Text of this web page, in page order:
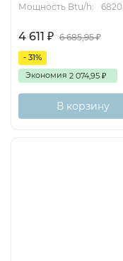
Мощность Btu/h:
6820
4 611 ₽ 6 685,95₽
- 31%
Экономия 2 074,95 ₽
В корзину